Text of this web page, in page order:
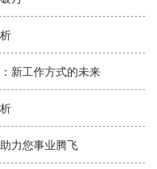
新工作方式的未来
力您事业腾飞